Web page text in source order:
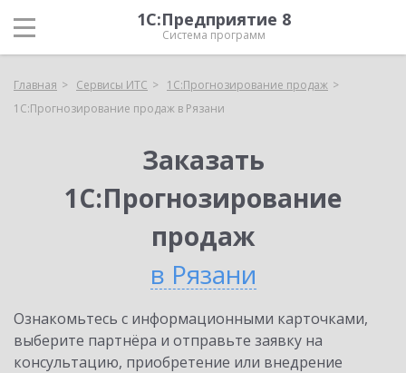
1С:Предприятие 8
Система программ
Главная Сервисы ИТС
1С:Прогнозирование продаж
1С:Прогнозирование продаж в Рязани
Заказать
1С:Прогнозирование
продаж
в Рязани
Ознакомьтесь с информационными карточками,
выберите партнёра и отправьте заявку на
консультацию, приобретение или внедрение